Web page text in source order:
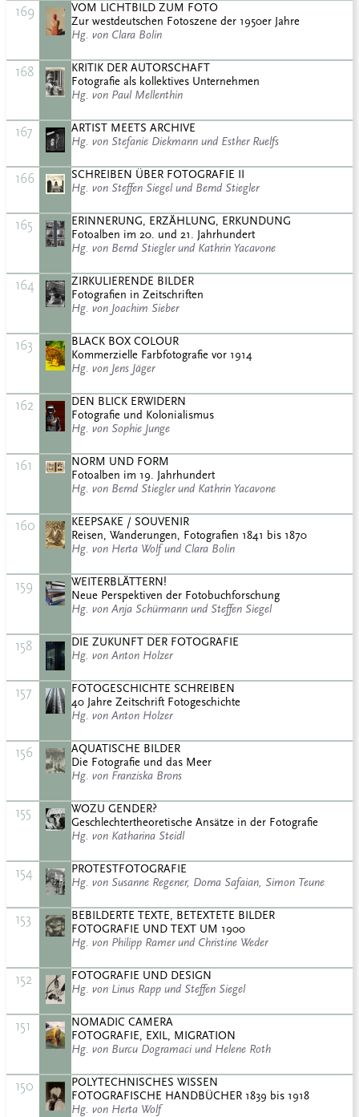
169
VOM LICHTBILD ZUM FOTO
Zur westdeutschen Fotoszene der 1950er Jahre
Hg. von Clara Bolin
168
KRITIK DER AUTORSCHAFT
Fotografie als kollektives Unternehmen
Hg. von Paul Mellenthin
167
ARTIST MEETS ARCHIVE
Hg. von Stefanie Diekmann und Esther Ruelfs
166
SCHREIBEN ÜBER FOTOGRAFIE II
Hg. von Steffen Siegel und Bernd Stiegler
165
ERINNERUNG, ERZÄHLUNG, ERKUNDUNG
Fotoalben im 20. und 21. Jahrhundert
Hg. von Bernd Stiegler und Kathrin Yacavone
164
ZIRKULIERENDE BILDER
Fotografien in Zeitschriften
Hg. von Joachim Sieber
163
BLACK BOX COLOUR
Kommerzielle Farbfotografie vor 1914
Hg. von Jens Jäger
162
DEN BLICK ERWIDERN
Fotografie und Kolonialismus
Hg. von Sophie Junge
161
NORM UND FORM
Fotoalben im 19. Jahrhundert
Hg. von Bernd Stiegler und Kathrin Yacavone
160
KEEPSAKE / SOUVENIR
Reisen, Wanderungen, Fotografien 1841 bis 1870
Hg. von Herta Wolf und Clara Bolin
159
WEITERBLÄTTERN!
Neue Perspektiven der Fotobuchforschung
Hg. von Anja Schürmann und Steffen Siegel
158
DIE ZUKUNFT DER FOTOGRAFIE
Hg. von Anton Holzer
157
FOTOGESCHICHTE SCHREIBEN
40 Jahre Zeitschrift Fotogeschichte
Hg. von Anton Holzer
156
AQUATISCHE BILDER
Die Fotografie und das Meer
Hg. von Franziska Brons
155
WOZU GENDER?
Geschlechtertheoretische Ansätze in der Fotografie
Hg. von Katharina Steidl
154
PROTESTFOTOGRAFIE
Hg. von Susanne Regener, Dorna Safaian, Simon Teune
153
BEBILDERTE TEXTE, BETEXTETE BILDER
FOTOGRAFIE UND TEXT UM 1900
Hg. von Philipp Ramer und Christine Weder
152
FOTOGRAFIE UND DESIGN
Hg. von Linus Rapp und Steffen Siegel
151
NOMADIC CAMERA
FOTOGRAFIE, EXIL, MIGRATION
Hg. von Burcu Dogramaci und Helene Roth
150
POLYTECHNISCHES WISSEN
FOTOGRAFISCHE HANDBÜCHER 1839 bis 1918
Hg. von Herta Wolf